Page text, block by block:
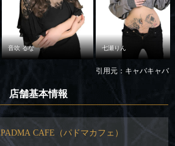
音吹 るな 七瀬りん
引用元：キャバキャバ
店舗基本情報
PADMA CAFE（パドマカフェ）